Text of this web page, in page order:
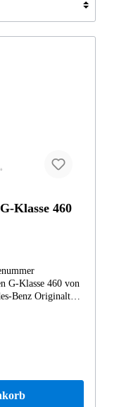
Klasse 460
G-Klasse 460 von
451380